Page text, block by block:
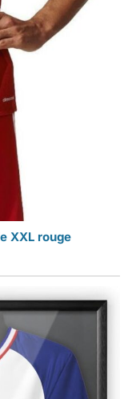
XXL rouge